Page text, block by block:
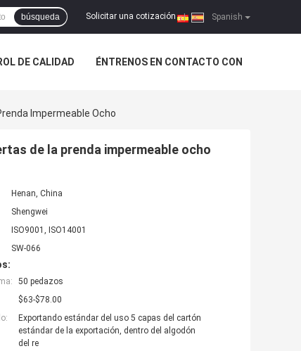
Spanish
Solicitar una cotización |
búsqueda
DE CALIDAD ÉNTRENOS EN CONTACTO CON
Impermeable Ocho
de la prenda impermeable ocho
Henan, China
Shengwei
ISO9001, ISO14001
SW-066
50 pedazos
$63-$78.00
Exportando estándar del uso 5 capas del cartón
estándar de la exportación, dentro del algodón
del re